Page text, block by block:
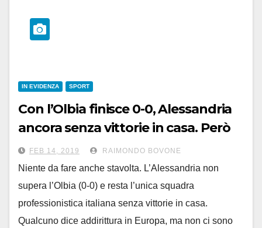
IN EVIDENZA SPORT
Con l’Olbia finisce 0-0, Alessandria
ancora senza vittorie in casa. Però
alla fine è un punto guadagnato
FEB 14, 2019 RAIMONDO BOVONE
Niente da fare anche stavolta. L’Alessandria non
supera l’Olbia (0-0) e resta l’unica squadra
professionistica italiana senza vittorie in casa.
Qualcuno dice addirittura in Europa, ma non ci sono